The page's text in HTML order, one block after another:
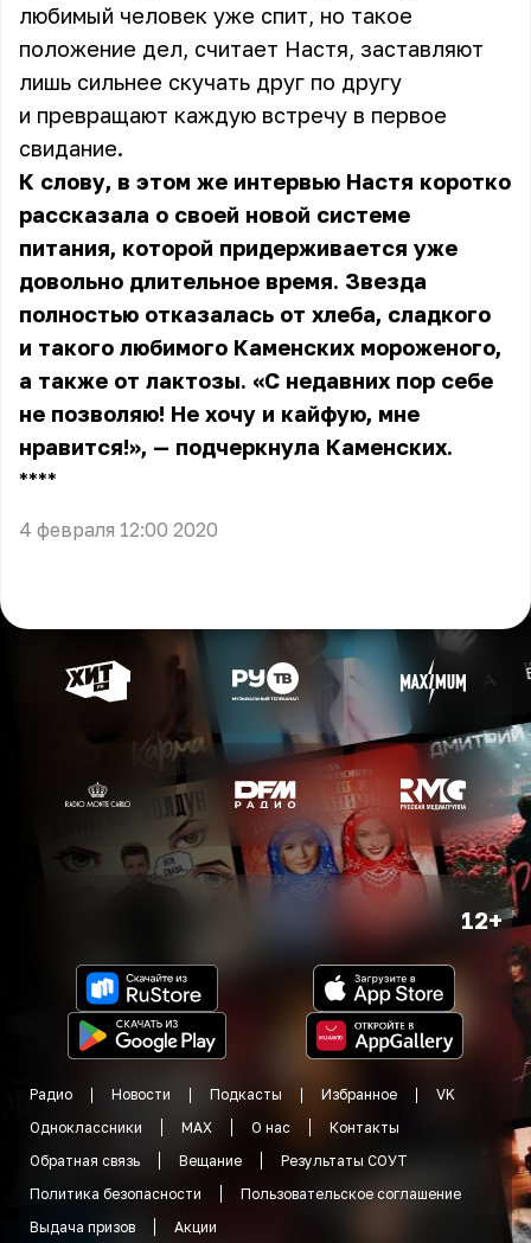
любимый человек уже спит, но такое
положение дел, считает Настя, заставляют
лишь сильнее скучать друг по другу
и превращают каждую встречу в первое
свидание.
К слову, в этом же интервью Настя коротко
рассказала о своей новой системе
питания, которой придерживается уже
довольно длительное время. Звезда
полностью отказалась от хлеба, сладкого
и такого любимого Каменских мороженого,
а также от лактозы. «С недавних пор себе
не позволяю! Не хочу и кайфую, мне
нравится!», — подчеркнула Каменских.
** **
4 февраля 12:00 2020
12+
Радио Новости Подкасты Избранное
VK
Одноклассники
MAX О нас
Контакты
Обратная связь
Вещание
Результаты СОУТ
Политика безопасности
Пользовательское соглашение
Выдача призов
Акции